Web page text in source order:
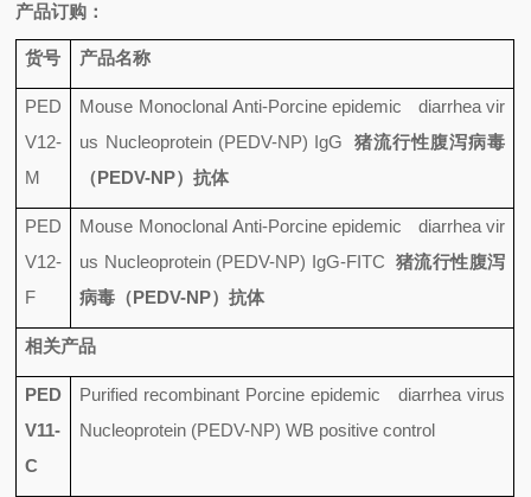
产品订购：
货号 产品名称
PED
V12-
M
Mouse Monoclonal Anti-Porcine epidemic diarrhea vir
us Nucleoprotein (PEDV-NP) IgG 猪流行性腹泻病毒
（PEDV-NP）抗体
PED
V12-
F
Mouse Monoclonal Anti-Porcine epidemic diarrhea vir
us Nucleoprotein (PEDV-NP) IgG-FITC 猪流行性腹泻
病毒（PEDV-NP）抗体
相关产品
PED
V11-
C
Purified recombinant Porcine epidemic diarrhea virus
Nucleoprotein (PEDV-NP) WB positive control